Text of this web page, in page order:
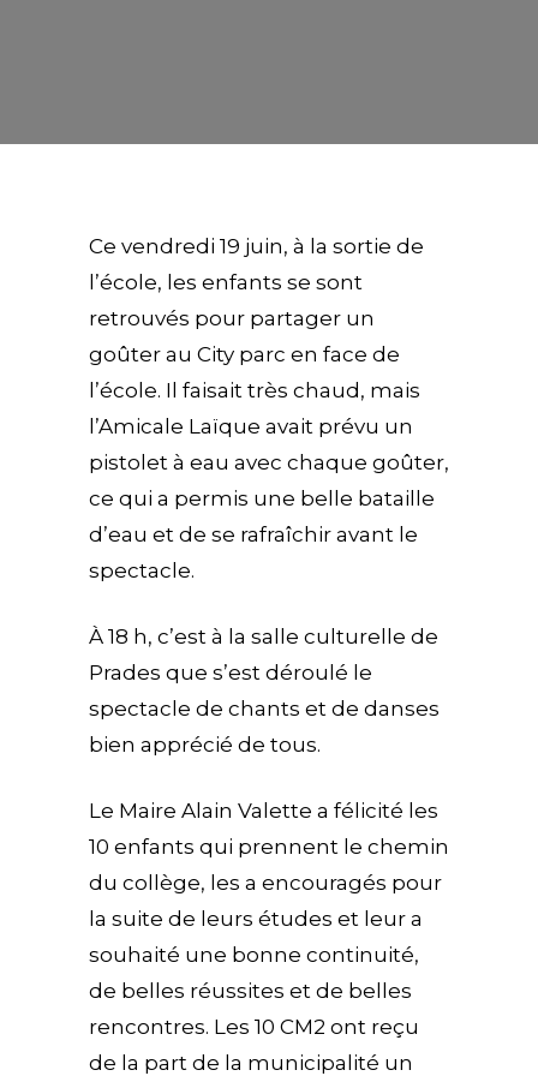
Ce vendredi 19 juin, à la sortie de
l’école, les enfants se sont
retrouvés pour partager un
goûter au City parc en face de
l’école. Il faisait très chaud, mais
l’Amicale Laïque avait prévu un
pistolet à eau avec chaque goûter,
ce qui a permis une belle bataille
d’eau et de se rafraîchir avant le
spectacle.
À 18 h, c’est à la salle culturelle de
Prades que s’est déroulé le
spectacle de chants et de danses
bien apprécié de tous.
Le Maire Alain Valette a félicité les
10 enfants qui prennent le chemin
du collège, les a encouragés pour
la suite de leurs études et leur a
souhaité une bonne continuité,
de belles réussites et de belles
rencontres. Les 10 CM2 ont reçu
de la part de la municipalité un